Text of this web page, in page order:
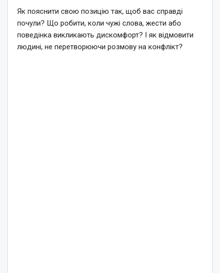
Як пояснити свою позицію так, щоб вас справді
почули? Що робити, коли чужі слова, жести або
поведінка викликають дискомфорт? І як відмовити
людині, не перетворюючи розмову на конфлікт?